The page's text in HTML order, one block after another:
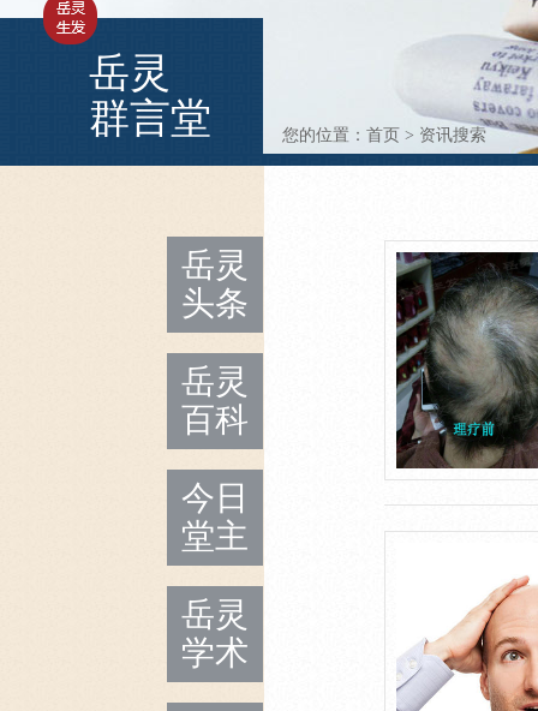
岳灵
群言堂
您的位置： 首页 > 资讯搜索
岳灵
头条
岳灵
百科
今日
堂主
岳灵
学术